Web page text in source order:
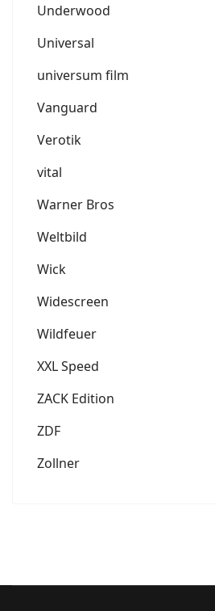
Underwood
Universal
universum film
Vanguard
Verotik
vital
Warner Bros
Weltbild
Wick
Widescreen
Wildfeuer
XXL Speed
ZACK Edition
ZDF
Zollner